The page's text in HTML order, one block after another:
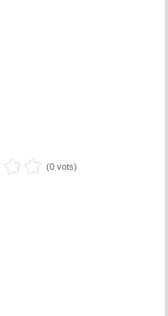
(0 vots)